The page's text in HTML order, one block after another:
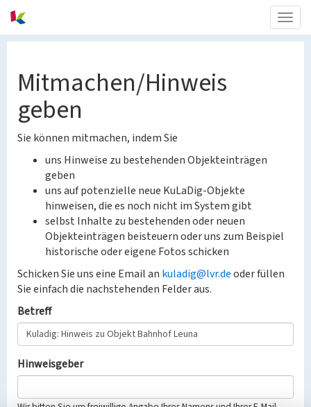
Mitmachen/Hinweis
geben
Sie können mitmachen, indem Sie
uns Hinweise zu bestehenden Objekteinträgen
geben
uns auf potenzielle neue KuLaDig-Objekte
hinweisen, die es noch nicht im System gibt
selbst Inhalte zu bestehenden oder neuen
Objekteinträgen beisteuern oder uns zum Beispiel
historische oder eigene Fotos schicken
Schicken Sie uns eine Email an kuladig@lvr.deoder füllen
Sie einfach die nachstehenden Felder aus.
Betreff
Hinweisgeber